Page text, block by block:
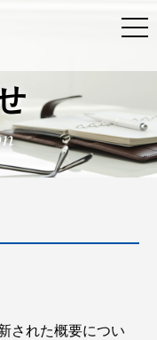
t
o
g
n
a
v
i
o
された概要につい